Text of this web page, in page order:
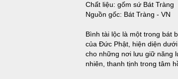
Chất liệu: gốm sứ Bát Tràng
Nguồn gốc: Bát Tràng - VN
Bình tài lộc là một trong bát
của Đức Phật, hiện diện
cho những nơi lưu giữ năng
nhiên, thanh tịnh trong tâm